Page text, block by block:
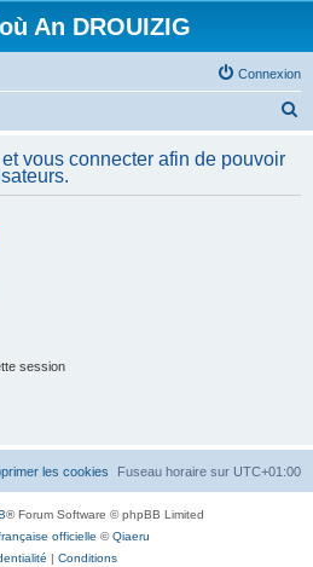
An DROUIZIG
Connexion
h
vous connecter afin de pouvoir
session
Fuseau horaire sur UTC+01:00
les cookies
® Forum Software © phpBB Limited
officielle ©Qiaeru
| Conditions